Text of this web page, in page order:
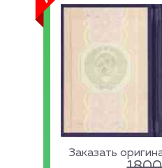
Заказать